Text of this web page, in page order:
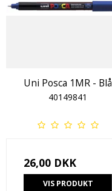
Uni Posca 1MR - Blå
40149841
26,00 DKK
VIS PRODUKT